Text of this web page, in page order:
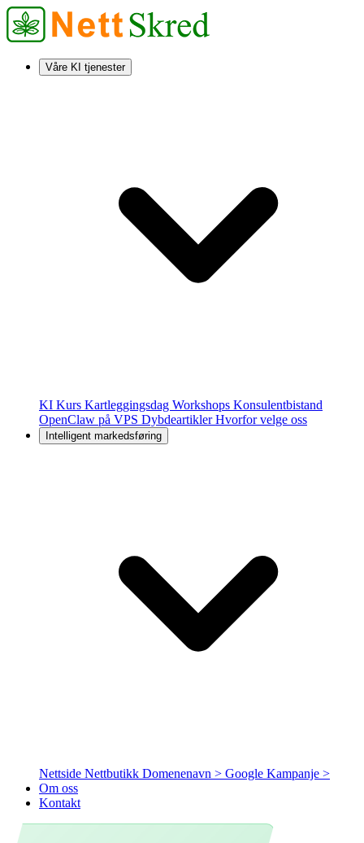
Våre KI tjenester
KI Kurs Kartleggingsdag Workshops Konsulentbistand
OpenClaw på VPS DybdeartiklerHvorfor velge oss
Intelligent markedsføring
Nettside Nettbutikk Domenenavn > Google Kampanje >
Om oss
Kontakt